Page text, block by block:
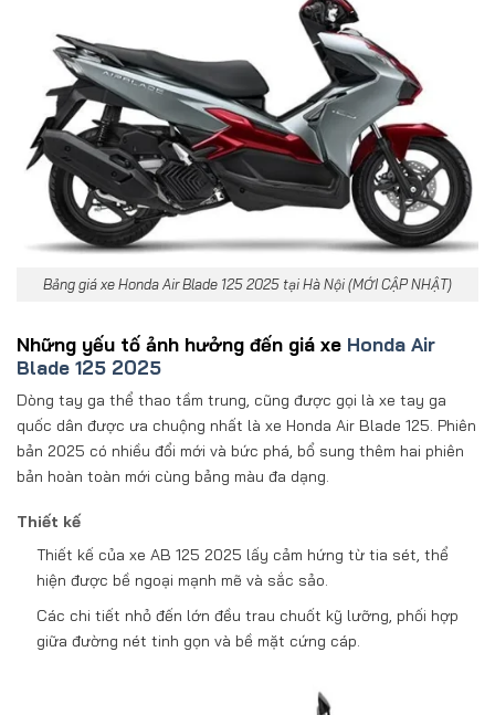
Bảng giá xe Honda Air Blade 125 2025 tại Hà Nội (MỚI CẬP NHẬT)
Những yếu tố ảnh hưởng đến giá xe Honda Air
Blade 125 2025
Dòng tay ga thể thao tầm trung, cũng được gọi là xe tay ga
quốc dân được ưa chuộng nhất là xe Honda Air Blade 125. Phiên
bản 2025 có nhiều đổi mới và bức phá, bổ sung thêm hai phiên
bản hoàn toàn mới cùng bảng màu đa dạng.
Thiết kế
Thiết kế của xe AB 125 2025 lấy cảm hứng từ tia sét, thể
hiện được bề ngoại mạnh mẽ và sắc sảo.
Các chi tiết nhỏ đến lớn đều trau chuốt kỹ lưỡng, phối hợp
giữa đường nét tinh gọn và bề mặt cứng cáp.